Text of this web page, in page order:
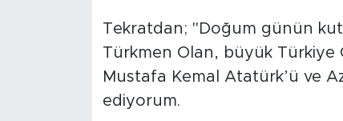
Tekratdan; "Doğum günün
Türkmen Olan, büyük Türkiye
Mustafa Kemal Atatürk’ü ve
ediyorum.